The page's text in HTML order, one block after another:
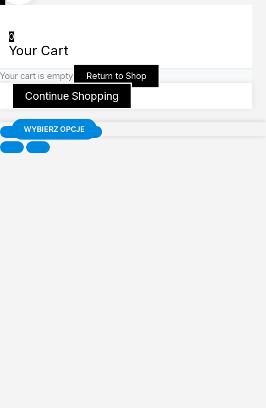
0
Your Cart
Your cart is empty Return to Shop
Continue Shopping
WYBIERZ OPCJE